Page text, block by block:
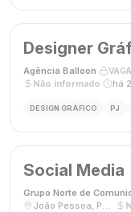
Designer
Agência Balloon
Não informado
há
DESIGN GRÁFICO PJ
Social Media
Grupo Norte de
João Pessoa, Paraíba, Brasil